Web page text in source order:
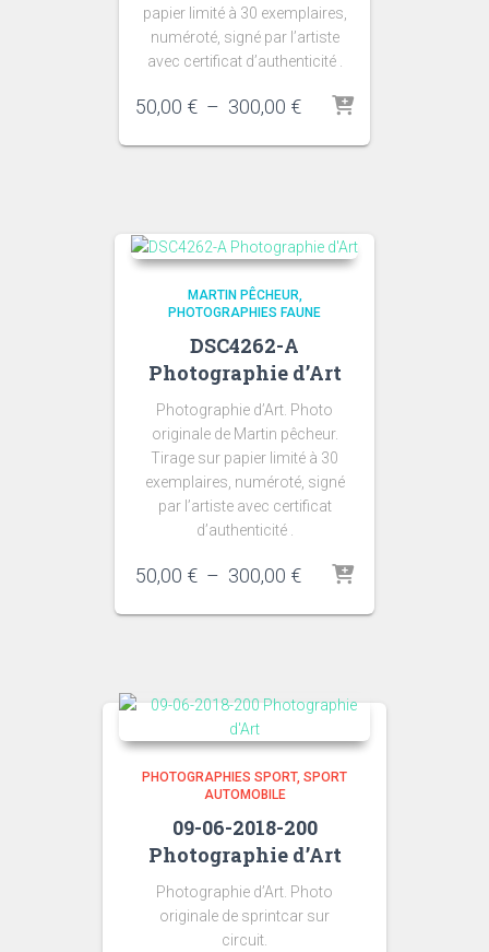
papier limité à 30 exemplaires,
numéroté, signé par l’artiste
avec certificat d’authenticité .
50,00 € – 300,00 €Plage
prix :
MARTIN PÊCHEUR
PHOTOGRAPHIES FAUNE
DSC4262-A
Photographie d’Art
Photographie d’Art. Photo
originale de Martin pêcheur.
Tirage sur papier limité à 30
exemplaires, numéroté, signé
par l’artiste avec certificat
d’authenticité .
50,00 € – 300,00 €Plage
prix :
PHOTOGRAPHIES SPORT SPORT
AUTOMOBILE
09-06-2018-200
Photographie d’Art
Photographie d’Art. Photo
originale de sprintcar sur
circuit.